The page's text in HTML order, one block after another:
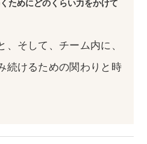
ためにどのくらい力をかけて
、そして、チーム内に、
続けるための関わりと時